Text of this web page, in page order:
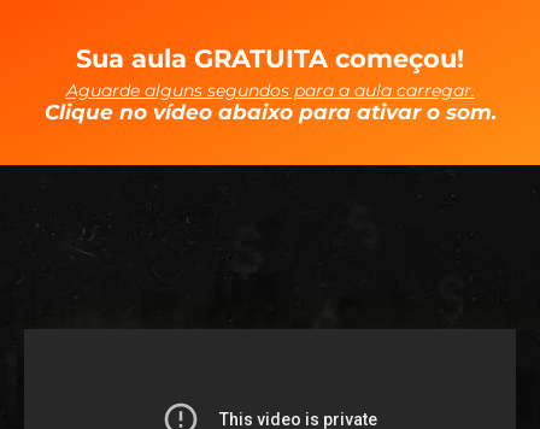
Sua aula GRATUITA começou!
Aguarde alguns segundos para a aula carregar.
Clique no vídeo abaixo para ativar o som.